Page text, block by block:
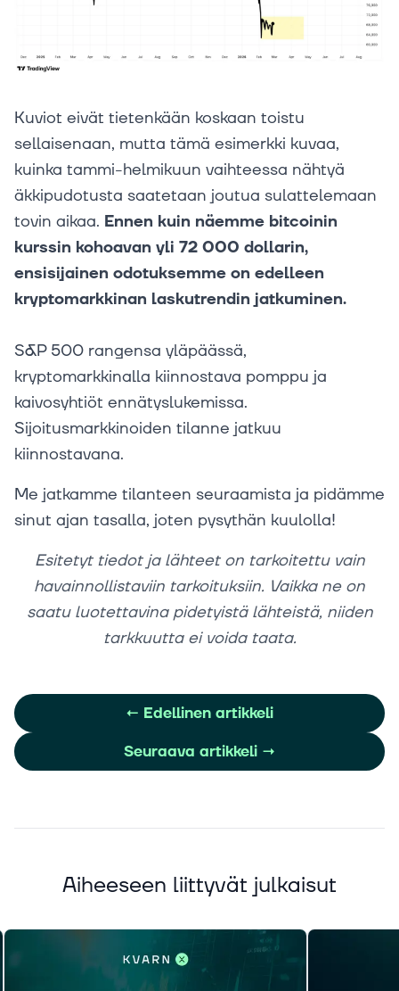
Kuviot eivät tietenkään koskaan toistu
sellaisenaan, mutta tämä esimerkki kuvaa,
kuinka tammi-helmikuun vaihteessa nähtyä
äkkipudotusta saatetaan joutua sulattelemaan
tovin aikaa. Ennen kuin näemme bitcoinin
kurssin kohoavan yli 72 000 dollarin,
ensisijainen odotuksemme on edelleen
kryptomarkkinan laskutrendin jatkuminen.
S&P 500 rangensa yläpäässä,
kryptomarkkinalla kiinnostava pomppu ja
kaivosyhtiöt ennätyslukemissa.
Sijoitusmarkkinoiden tilanne jatkuu
kiinnostavana.
Me jatkamme tilanteen seuraamista ja pidämme
sinut ajan tasalla, joten pysythän kuulolla!
Esitetyt tiedot ja lähteet on tarkoitettu vain
havainnollistaviin tarkoituksiin. Vaikka ne on
saatu luotettavina pidetyistä lähteistä, niiden
tarkkuutta ei voida taata.
← Edellinen artikkeli
Seuraava artikkeli →
Aiheeseen liittyvät julkaisut